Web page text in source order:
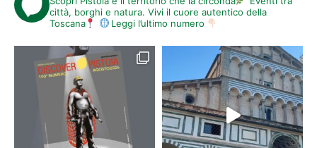
città, borghi e natura. Vivi il cuore autentico della
Toscana
Leggi l’ultimo numero